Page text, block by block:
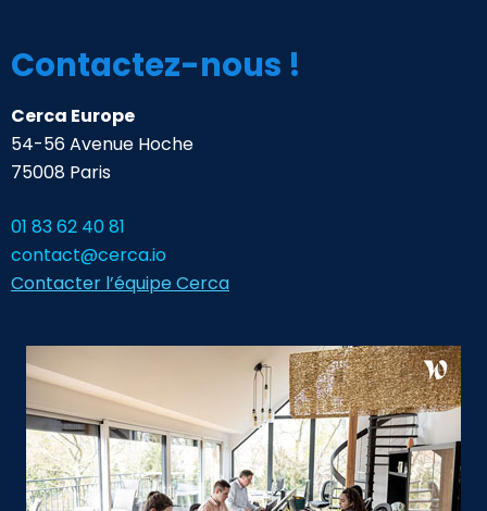
Contactez-nous !
Cerca Europe
54-56 Avenue Hoche
75008 Paris
01 83 62 40 81
contact@cerca.io
Contacter l’équipe Cerca